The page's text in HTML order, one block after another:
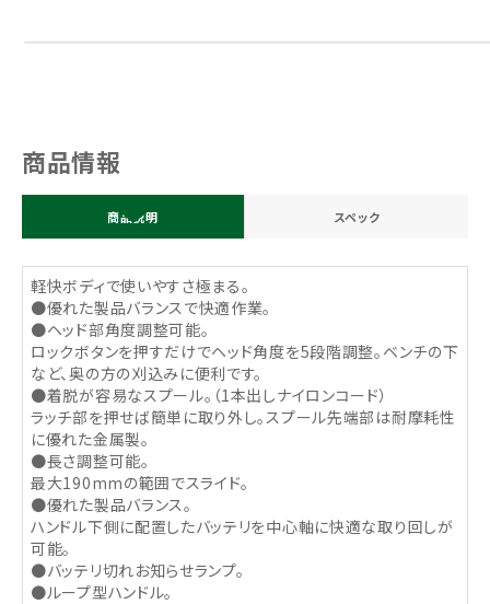
商品情報
商品説明 スペック
軽快ボディで使いやすさ極まる。
●優れた製品バランスで快適作業。
●ヘッド部角度調整可能。
ロックボタンを押すだけでヘッド角度を5段階調整。ベンチの下
など、奥の方の刈込みに便利です。
●着脱が容易なスプール。（1本出しナイロンコード）
ラッチ部を押せば簡単に取り外し。スプール先端部は耐摩耗性
に優れた金属製。
●長さ調整可能。
最大190mmの範囲でスライド。
●優れた製品バランス。
ハンドル下側に配置したバッテリを中心軸に快適な取り回しが
可能。
●バッテリ切れお知らせランプ。
●ループ型ハンドル。